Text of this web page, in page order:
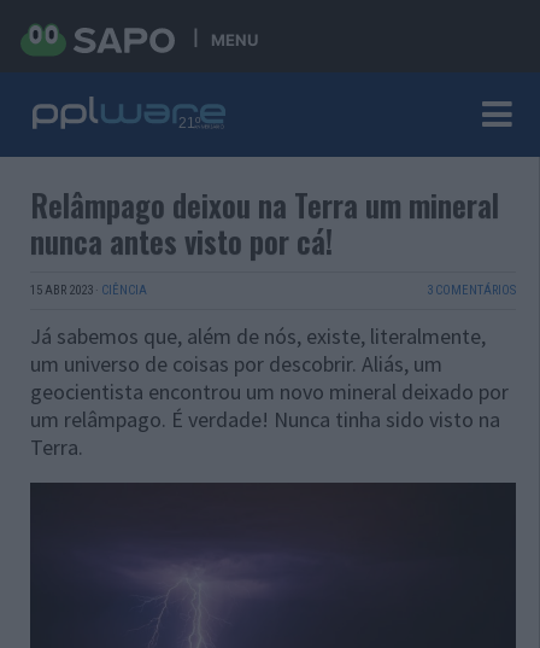
MENU
Relâmpago deixou na Terra um mineral
nunca antes visto por cá!
15 ABR 2023 · CIÊNCIA 3 COMENTÁRIOS
Já sabemos que, além de nós, existe, literalmente,
um universo de coisas por descobrir. Aliás, um
geocientista encontrou um novo mineral deixado por
um relâmpago. É verdade! Nunca tinha sido visto na
Terra.